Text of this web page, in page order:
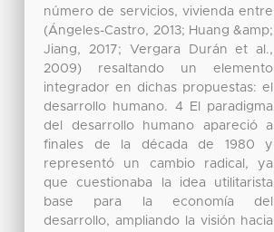
número de servicios, vivienda entre
(Ángeles-Castro, 2013; Huang &amp;
Jiang, 2017; Vergara Durán et al.,
2009) resaltando un elemento
integrador en dichas propuestas: el
desarrollo humano. 4 El paradigma
del desarrollo humano apareció a
finales de la década de 1980 y
representó un cambio radical, ya
que cuestionaba la idea utilitarista
base para la economía del
desarrollo, ampliando la visión hacia